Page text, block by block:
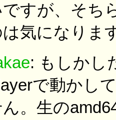
ですが、そち
気になりま
: もしかし
で動かし
。生の